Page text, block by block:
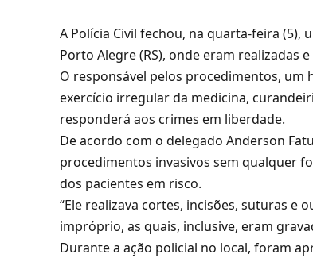
A Polícia Civil fechou, na quarta-feira
Porto Alegre (RS), onde eram realizadas
O responsável pelos procedimentos,
exercício irregular da medicina,
responderá aos crimes em liberdade.
De acordo com o delegado Anderson
procedimentos invasivos sem qualquer
dos pacientes em risco.
“Ele realizava cortes, incisões, suturas
impróprio, as quais, inclusive, eram
Durante a ação policial no local, foram